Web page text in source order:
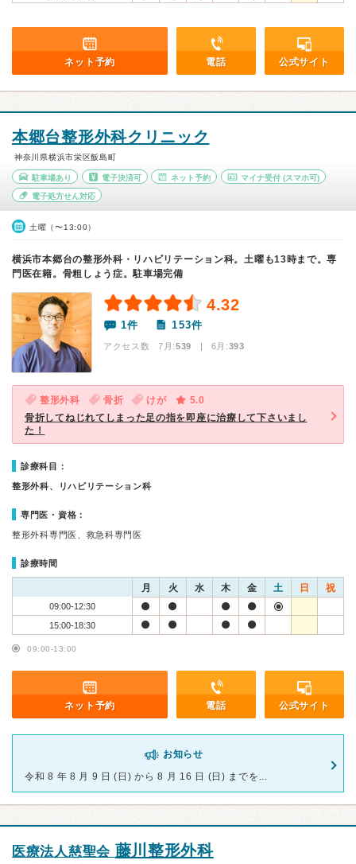
ネット予約 電話 公式サイト
本郷台整形外科クリニック
神奈川県横浜市栄区飯島町
駐車場あり 電子決済可 ネット予約 マイナ受付 (スマホ可)
電子処方せん対応
土曜（〜13:00）
横浜市本郷台の整形外科・リハビリテーション科。土曜も13時まで。専
門医在籍。骨粗しょう症。駐車場完備
4.32
1件 153件
アクセス数 7月:539 | 6月:393
整形外科 骨折 けが
5.0
骨折してねじれてしまった足の指を即座に治療して下さいまし
た！
診療科目：
整形外科、リハビリテーション科
専門医・資格：
整形外科専門医、救急科専門医
診療時間
月 火 水 木 金 土 日 祝
09:00-12:30
15:00-18:30
09:00-13:00
ネット予約 電話 公式サイト
お知らせ
令和 8 年 8 月 9 日 (日) から 8 月 16 日 (日) までを...
医療法人慈聖会 藤川整形外科